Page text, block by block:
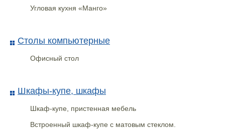
Крабсил Бесцветный
Угловая кухня «Манго»
Столы компьютерные
Офисный стол
Шкафы-купе, шкафы
Шкаф-купе, пристенная мебель
Встроенный шкаф-купе с матовым стеклом.